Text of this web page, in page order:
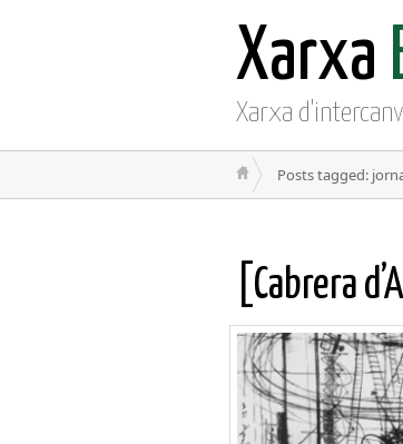
Xarxa
Xarxa
Posts tagged:
[Cabrera